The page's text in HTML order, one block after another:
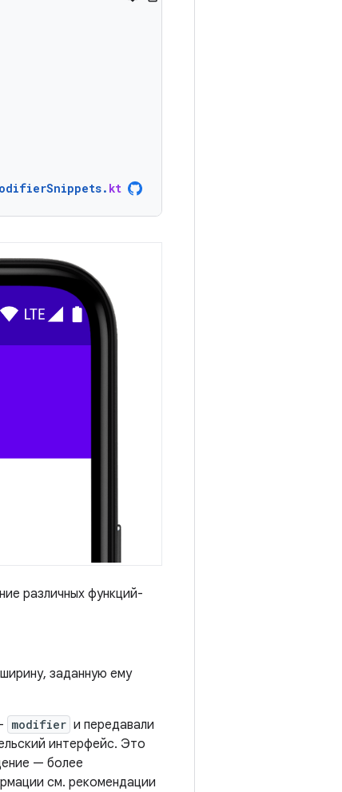
. kt
различных функций-
заданную ему
modifier и передавали
интерфейс. Это
— более
см. рекомендации